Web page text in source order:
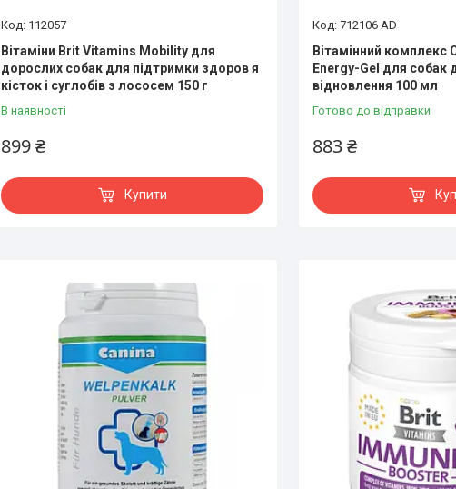
112057
Вітаміни Brit Vitamins Mobility для
дорослих собак для підтримки здоров я
кісток і суглобів з лососем 150 г
В наявності
899 ₴
Купити
712106 AD
Вітамінний комплекс
Energy-Gel для собак
відновлення 100 мл
Готово до відправки
883 ₴